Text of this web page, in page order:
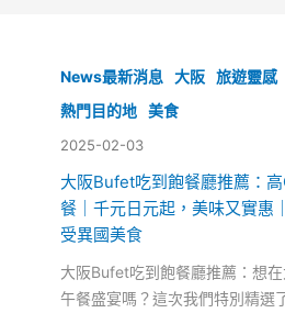
News最新消息 大阪 旅遊靈感
熱門目的地
美食
2025-02-03
大阪Bufet吃到飽餐廳推薦：
餐｜千元日元起，美味又實惠
受異國美食
大阪Bufet吃到飽餐廳推薦：想
午餐盛宴嗎？這次我們特別精選